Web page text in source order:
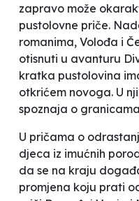
zapravo može
pustolovne priče.
romanima, Volođa i
otisnuti u avanturu
kratka pustolovina
otkrićem novoga. U
spoznaja o
U pričama o
djeca iz imućnih
da se na kraju
promjena koju prati